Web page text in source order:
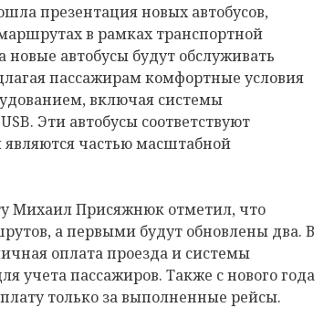
презентация новых автобусов,
в рамках транспортной
новые автобусы будут обслуживать
пассажирам комфортные условия
включая системы
Эти автобусы соответствуют
частью масштабной
Михаил Присяжнюк отметил, что
а первыми будут обновлены два. В
оплата проезда и системы
учета пассажиров. Также с нового года
только за выполненные рейсы.